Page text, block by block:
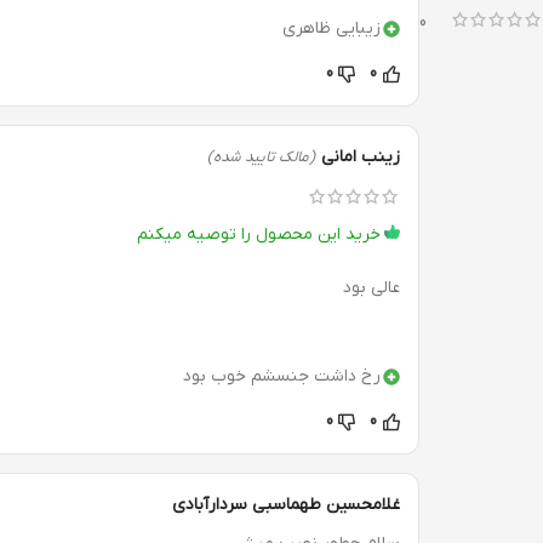
0
زیبایی ظاهری
0
0
زینب امانی (مالک تایید شده)
خرید این محصول را توصیه میکنم
عالی بود
رخ داشت جنسشم خوب بود
0
0
غلامحسین طهماسبی سردارآبادی